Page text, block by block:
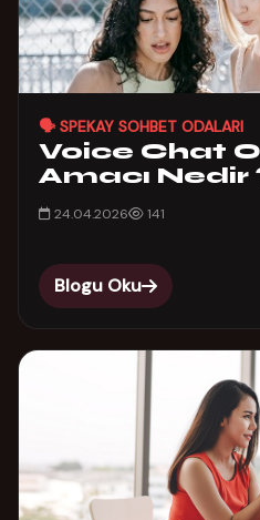
🗣️ SPEKAY SOHBET ODALARI
Voice Chat
Amacı Nedir
24.04.2026 141
Blogu Oku